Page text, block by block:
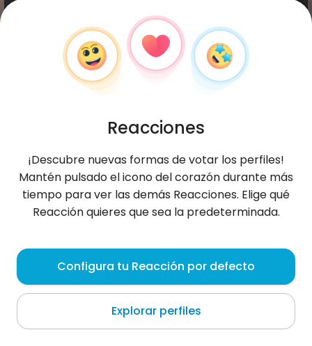
Kasia , 33
Szczecinek
Sobre mí
Reacciones
¡Descubre nuevas formas de votar los perfiles!
Mantén pulsado el icono del corazón durante más
tiempo para ver las demás Reacciones. Elige qué
Reacción quieres que sea la predeterminada.
Configura tu Reacción por defecto
Explorar perfiles